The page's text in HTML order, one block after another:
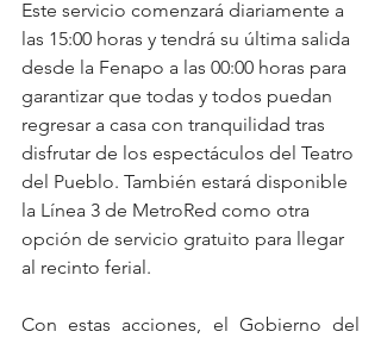
Este servicio comenzará diariamente a
las 15:00 horas y tendrá su última salida
desde la Fenapo a las 00:00 horas para
garantizar que todas y todos puedan
regresar a casa con tranquilidad tras
disfrutar de los espectáculos del Teatro
del Pueblo. También estará disponible
la Línea 3 de MetroRed como otra
opción de servicio gratuito para llegar
al recinto ferial.
Con estas acciones, el Gobierno del